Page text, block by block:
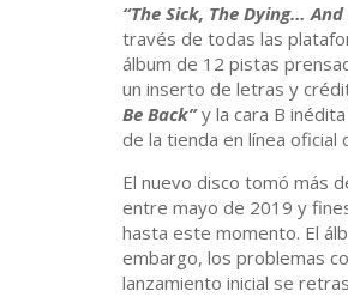
“The Sick, The Dying… And
través de todas las
álbum de 12 pistas
un inserto de letras y
Be Back”y la cara B inédita
de la tienda en línea oficial
El nuevo disco tomó más
entre mayo de 2019 y
hasta este momento. El
embargo, los problemas
lanzamiento inicial se